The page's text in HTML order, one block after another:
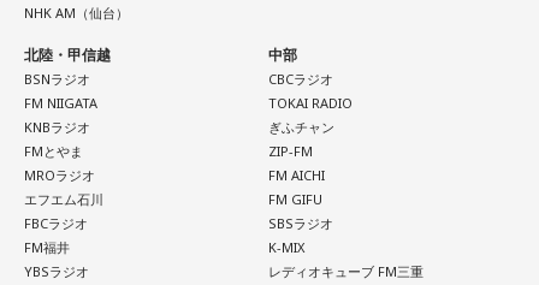
◆新曲「コニファー」に込めた想い
遠山：リーガルリリーは、7月11日（土）に新曲「コニファ
ー」を配信リリースしました。おめでとうございます。
ほのか・海：ありがとうございます。
NHK AM（仙台）
北陸・甲信越
BSNラジオ
FM NIIGATA
KNBラジオ
FMとやま
MROラジオ
エフエム石川
FBCラジオ
FM福井
YBSラジオ
中部
CBCラジオ
TOKAI RADIO
ぎふチャン
ZIP-FM
FM AICHI
FM GIFU
SBSラジオ
K-MIX
レディオキューブ FM三重